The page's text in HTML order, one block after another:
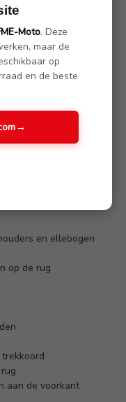
van het jack Reschen
endurojack
elastische
optimale pasvorm. De
en de NP3-
en ellebogen
op de rug
aan de voorkant
Moto. Deze
maar de
op
en de beste
→